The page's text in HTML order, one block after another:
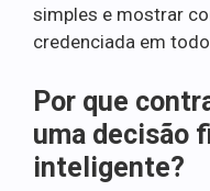
simples e mostrar
credenciada em
Por que
uma decisão
inteligente?